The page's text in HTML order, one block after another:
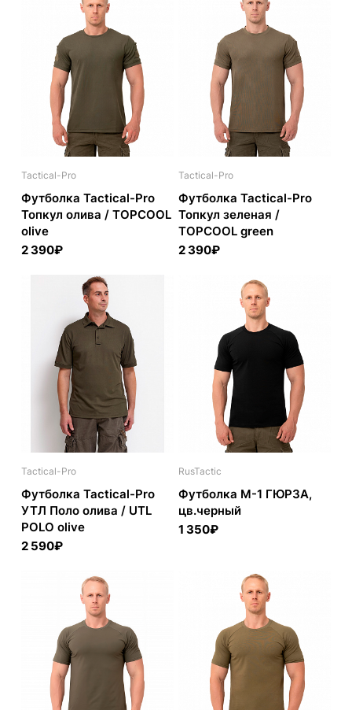
Tactical-Pro
Футболка Tactical-Pro
Топкул олива / TOPCOOL
olive
2 390₽
Tactical-Pro
Футболка Tactical-Pro
Топкул зеленая /
TOPCOOL green
2 390₽
Tactical-Pro
Футболка Tactical-Pro
УТЛ Поло олива / UTL
POLO olive
2 590₽
RusTactic
Футболка М-1 ГЮРЗА,
цв.черный
1 350₽